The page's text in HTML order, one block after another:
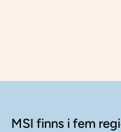
MSI finns i fem